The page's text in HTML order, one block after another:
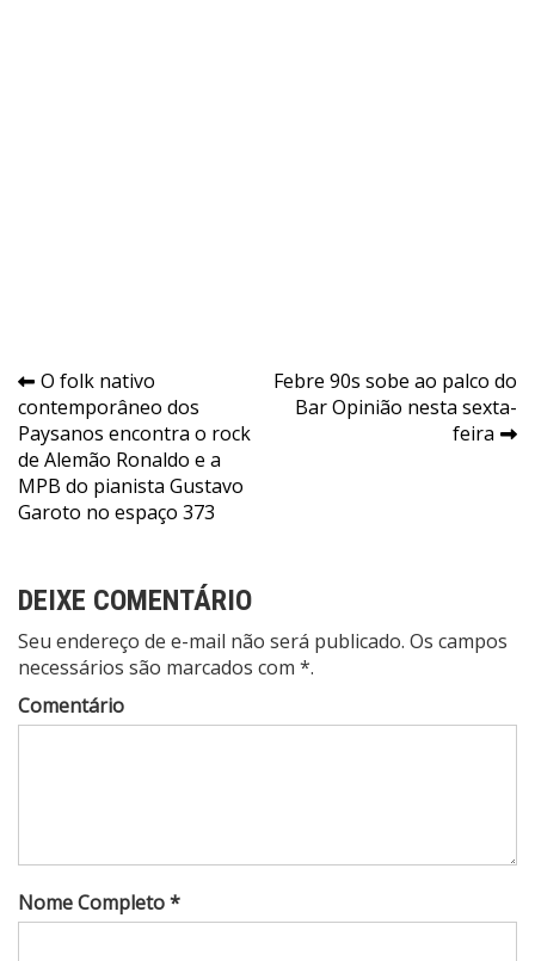
Navegação
de
Post
O folk nativo
contemporâneo dos
Paysanos encontra o rock
de Alemão Ronaldo e a
MPB do pianista Gustavo
Garoto no espaço 373
Febre 90s sobe ao palco do
Bar Opinião nesta sexta-
feira
DEIXE COMENTÁRIO
Seu endereço de e-mail não será publicado. Os campos
necessários são marcados com *.
Comentário
Nome Completo *